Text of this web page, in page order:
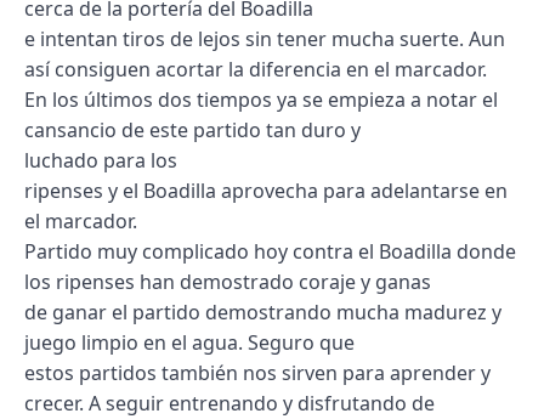
cerca de la portería del Boadilla
e intentan tiros de lejos sin tener mucha suerte. Aun
así consiguen acortar la diferencia en el marcador.
En los últimos dos tiempos ya se empieza a notar el
cansancio de este partido tan duro y
luchado para los
ripenses y el Boadilla aprovecha para adelantarse en
el marcador.
Partido muy complicado hoy contra el Boadilla donde
los ripenses han demostrado coraje y ganas
de ganar el partido demostrando mucha madurez y
juego limpio en el agua. Seguro que
estos partidos también nos sirven para aprender y
crecer. A seguir entrenando y disfrutando de